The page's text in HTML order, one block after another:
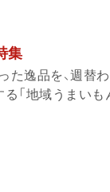
集
逸品を、週替
「地域うまいも